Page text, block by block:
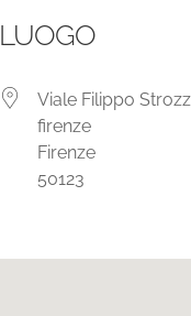
LUOGO
Viale Filippo
firenze
Firenze
50123